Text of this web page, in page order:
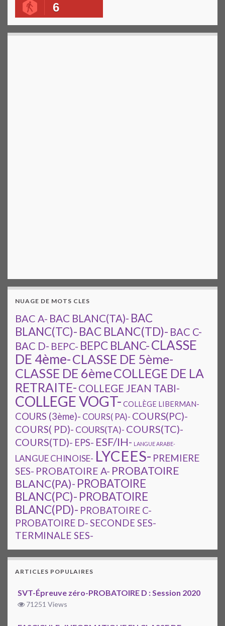
6
NUAGE DE MOTS CLES
BAC A- BAC BLANC(TA)- BAC
BLANC(TC)- BAC BLANC(TD)- BAC C-
BAC D- BEPC- BEPC BLANC-CLASSE
DE 4ème-CLASSE DE 5ème-
CLASSE DE 6èmeCOLLEGE DE LA
RETRAITE- COLLEGE JEAN TABI-
COLLEGE VOGT- COLLÈGE LIBERMAN-
COURS (3ème)- COURS( PA)- COURS(PC)-
COURS( PD)- COURS(TA)- COURS(TC)-
COURS(TD)- EPS- ESF/IH- LANGUE ARABE-
LANGUE CHINOISE- LYCEES- PREMIERE
SES- PROBATOIRE A- PROBATOIRE
BLANC(PA)- PROBATOIRE
BLANC(PC)- PROBATOIRE
BLANC(PD)- PROBATOIRE C-
PROBATOIRE D-SECONDE SES-
TERMINALE SES-
ARTICLES POPULAIRES
SVT-Épreuve zéro-PROBATOIRE D : Session 2020
71251 Views